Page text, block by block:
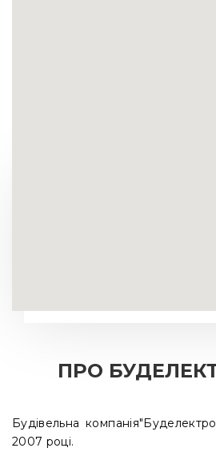
ПРО
Будівельна
2007 році.